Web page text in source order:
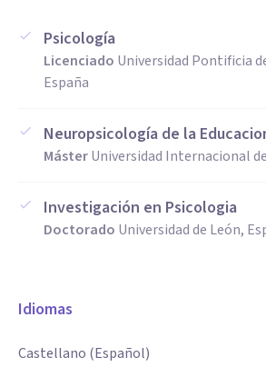
Psicología
Licenciado Universidad Pontificia
España
Neuropsicología de la
MásterUniversidad Internacional
Investigación en Psicologia
Doctorado Universidad de León,
Idiomas
Castellano (Español)